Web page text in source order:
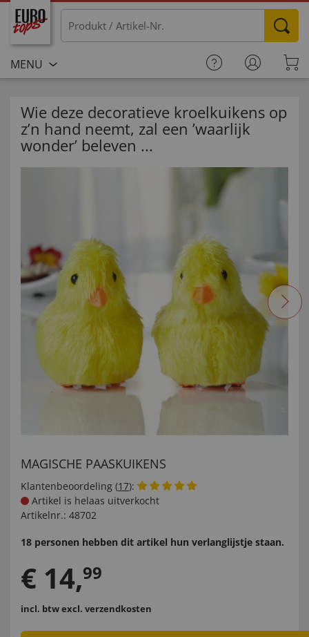
MENU
Wie deze decoratieve kroelkuikens op
z’n hand neemt, zal een ’waarlijk
wonder’ beleven ...
MAGISCHE PAASKUIKENS
Klantenbeoordeling (17):
Artikel is helaas uitverkocht
Artikelnr.: 48702
18 personen hebben dit artikel hun verlanglijstje staan.
€ 14,99
incl. btwexcl. verzendkosten